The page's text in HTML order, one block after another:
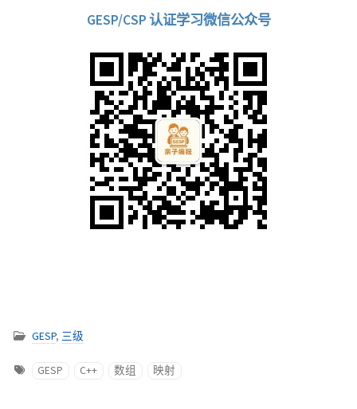
GESP/CSP 认证学习微信公众号
GESP, 三级
GESP C++ 数组 映射